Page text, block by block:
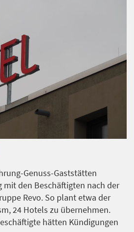
Genuss-Gaststätten
mit den Beschäftigten nach der
Revo. So plant etwa der
24 Hotels zu übernehmen.
hätten Kündigungen